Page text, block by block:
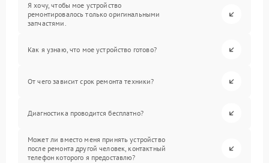
Я хочу, чтобы мое устройство
ремонтировалось только оригинальными
запчастями.
Как я узнаю, что мое устройство готово?
От чего зависит срок ремонта техники?
Диагностика проводится бесплатно?
Может ли вместо меня принять устройство
после ремонта другой человек, контактный
телефон которого я предоставлю?